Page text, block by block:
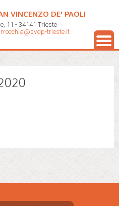
VINCENZO DE' PAOLI
11 - 34141 Trieste
trieste.it